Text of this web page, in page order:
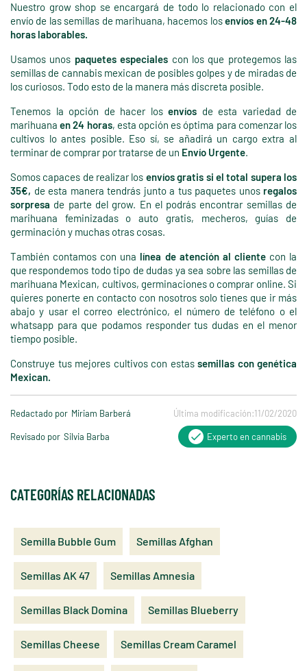
Nuestro grow shop se encargará de todo lo relacionado con el
envío de las semillas de marihuana, hacemos losenvíos en 24-48
horas laborables.
Usamos unos paquetes especiales con los que protegemos las
semillas de cannabis mexican de posibles golpes y de miradas de
los curiosos. Todo esto de la manera más discreta posible.
Tenemos la opción de hacer los envíos de esta variedad de
marihuana en 24 horas, esta opción es óptima para comenzar los
cultivos lo antes posible. Eso sí, se añadirá un cargo extra al
terminar de comprar por tratarse de un Envío Urgente.
Somos capaces de realizar los envíos gratis si el total supera los
35€, de esta manera tendrás junto a tus paquetes unosregalos
sorpresa de parte del grow. En el podrás encontrar semillas de
marihuana feminizadas o auto gratis, mecheros, guías de
germinación y muchas otras cosas.
También contamos con una línea de atención al clientecon la
que respondemos todo tipo de dudas ya sea sobre las semillas de
marihuana Mexican, cultivos, germinaciones o comprar online. Si
quieres ponerte en contacto con nosotros solo tienes que ir más
abajo y usar el correo electrónico, el número de teléfono o el
whatsapp para que podamos responder tus dudas en el menor
tiempo posible.
Construye tus mejores cultivos con estas semillas con genética
Mexican.
Redactado por Miriam Barberá Última modificación:11/02/2020
Revisado por Silvia Barba Experto en cannabis
CATEGORÍAS RELACIONADAS
Semilla Bubble Gum Semillas Afghan
Semillas AK 47 Semillas Amnesia
Semillas Black Domina Semillas Blueberry
Semillas Cheese Semillas Cream Caramel